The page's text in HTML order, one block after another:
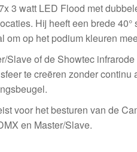
3 watt LED Flood met
Hij heeft een brede
om op het podium kleuren
of de Showtec
te creëren zonder continu
voor het besturen van de
en Master/Slave.